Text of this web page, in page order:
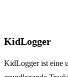
KidLogger
KidLogger ist eine